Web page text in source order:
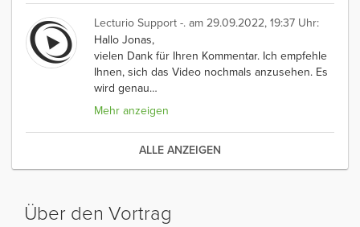
Lecturio Support -. am 29.09.2022, 19:37 Uhr:
Hallo Jonas,
vielen Dank für Ihren Kommentar. Ich empfehle
Ihnen, sich das Video nochmals anzusehen. Es
wird genau…
Mehr anzeigen
ALLE ANZEIGEN
Über den Vortrag